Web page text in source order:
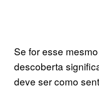
Se for esse
descoberta
deve ser como